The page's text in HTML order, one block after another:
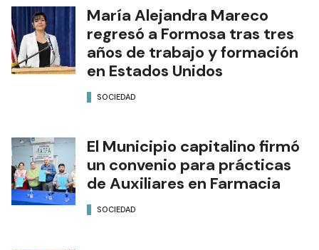
María Alejandra Mareco
regresó a Formosa tras tres
años de trabajo y formación
en Estados Unidos
SOCIEDAD
El Municipio capitalino firmó
un convenio para prácticas
de Auxiliares en Farmacia
SOCIEDAD